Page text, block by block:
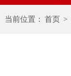
当前位置： 首页 >